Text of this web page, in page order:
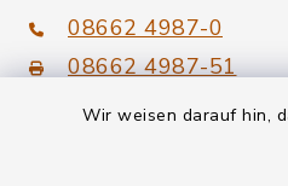
Wir weisen darauf hin,
08662 4987-0
08662 4987-51